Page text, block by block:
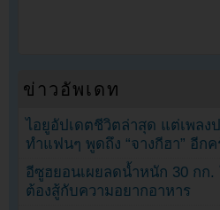
ข่าวอัพเดท
ไอยูอัปเดตชีวิตล่าสุด แต่เพลง
ทำแฟนๆ พูดถึง “จางกีฮา” อีกค
อีซูฮยอนเผยลดน้ำหนัก 30 กก.
ต้องสู้กับความอยากอาหาร